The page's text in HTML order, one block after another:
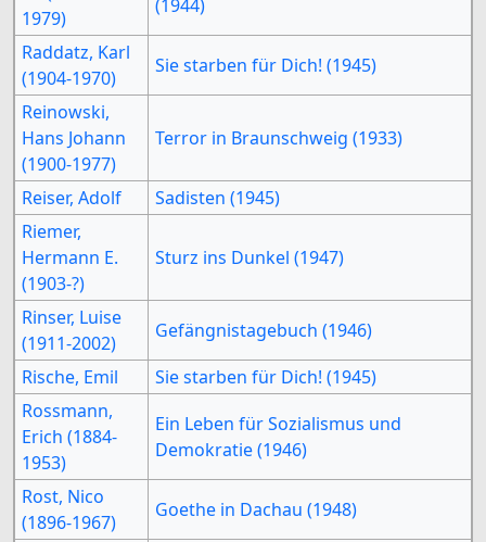
1979)
(1944)
Raddatz, Karl
(1904-1970)
Sie starben für Dich! (1945)
Reinowski,
Hans Johann
(1900-1977)
Terror in Braunschweig (1933)
Reiser, Adolf
Sadisten (1945)
Riemer,
Hermann E.
(1903-?)
Sturz ins Dunkel (1947)
Rinser, Luise
(1911-2002)
Gefängnistagebuch (1946)
Rische, Emil
Sie starben für Dich! (1945)
Rossmann,
Erich (1884-
1953)
Ein Leben für Sozialismus und
Demokratie (1946)
Rost, Nico
(1896-1967)
Goethe in Dachau (1948)